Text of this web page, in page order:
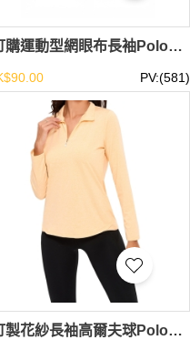
[訂購運動型網眼布長袖Polo衫]｜100%聚酯速乾材質 輕便透氣｜袖口設計符合人體工學 運動靈活不拘束｜香港現貨 SKP236-HK-SUNHINO-022
PV:(581)
[訂製花紗長袖高爾夫球Polo衫]｜個性設計半胸拉鏈Polo恤｜透氣Polo恤專門店 SKP227